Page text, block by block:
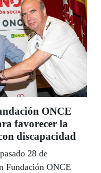
ONCE
favorecer la
discapacidad
28 de
Fundación ONCE